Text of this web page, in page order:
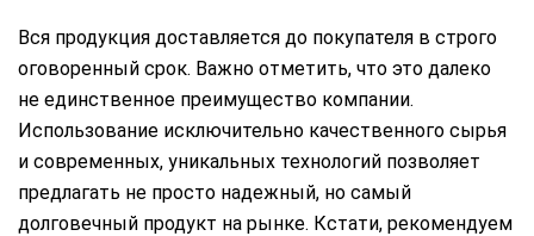
Вся продукция доставляется до покупателя в строго
оговоренный срок. Важно отметить, что это далеко
не единственное преимущество компании.
Использование исключительно качественного сырья
и современных, уникальных технологий позволяет
предлагать не просто надежный, но самый
долговечный продукт на рынке. Кстати, рекомендуем